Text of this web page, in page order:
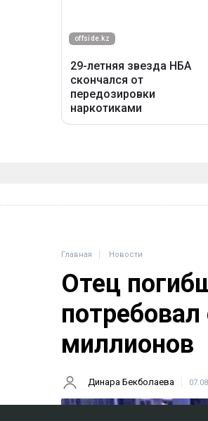
Главная Новости
Отец
миллионов
Динара Бекболаева